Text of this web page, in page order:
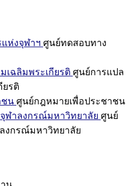
ห่งจุฬาฯ ศูนย์ทดสอบทาง
เฉลิมพระเกียรติ ศูนย์การแปล
ยรติ
ชน ศูนย์กฎหมายเพื่อประชาชน
ฬาลงกรณ์มหาวิทยาลัย ศูนย์
งกรณ์มหาวิทยาลัย